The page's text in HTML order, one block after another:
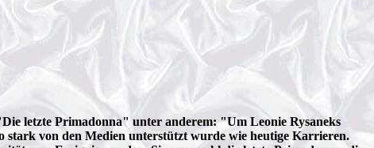
letzte Primadonna" unter anderem: "Um Leonie Rysaneks
stark von den Medien unterstützt wurde wie heutige Karrieren.